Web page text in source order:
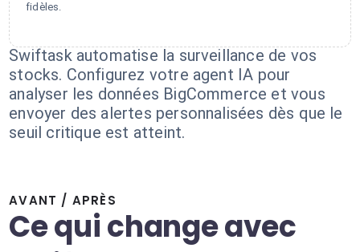
fidèles.
Swiftask automatise la surveillance de vos
stocks. Configurez votre agent IA pour
analyser les données BigCommerce et vous
envoyer des alertes personnalisées dès que le
seuil critique est atteint.
AVANT / APRÈS
Ce qui change avec